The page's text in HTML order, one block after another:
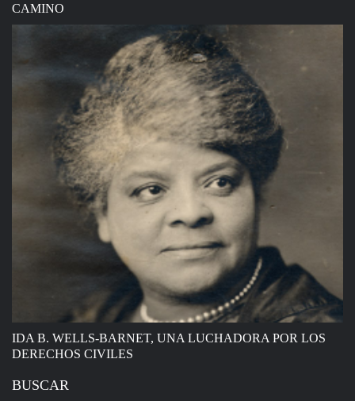
CAMINO
IDA B. WELLS-BARNET, UNA LUCHADORA POR LOS
DERECHOS CIVILES
BUSCAR